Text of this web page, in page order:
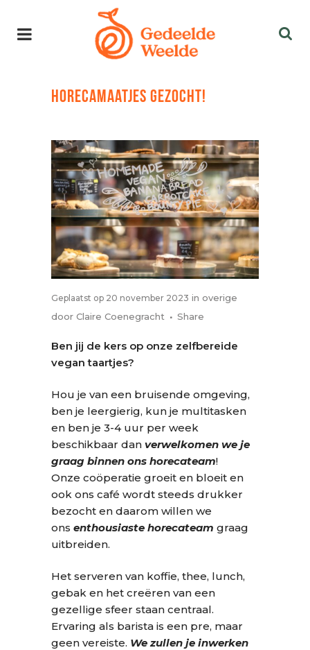
HORECAMAATJES GEZOCHT!
Geplaatst op 20 november 2023 in overige
door Claire Coenegracht Share
Ben jij de kers op onze zelfbereide
vegan taartjes?
Hou je van een bruisende omgeving,
ben je leergierig, kun je multitasken
en ben je 3-4 uur per week
beschikbaar dan verwelkomen we je
graag binnen ons horecateam!
Onze coöperatie groeit en bloeit en
ook ons café wordt steeds drukker
bezocht en daarom willen we
ons enthousiaste horecateam graag
uitbreiden.
Het serveren van koffie, thee, lunch,
gebak en het creëren van een
gezellige sfeer staan centraal.
Ervaring als barista is een pre, maar
geen vereiste. We zullen je inwerken